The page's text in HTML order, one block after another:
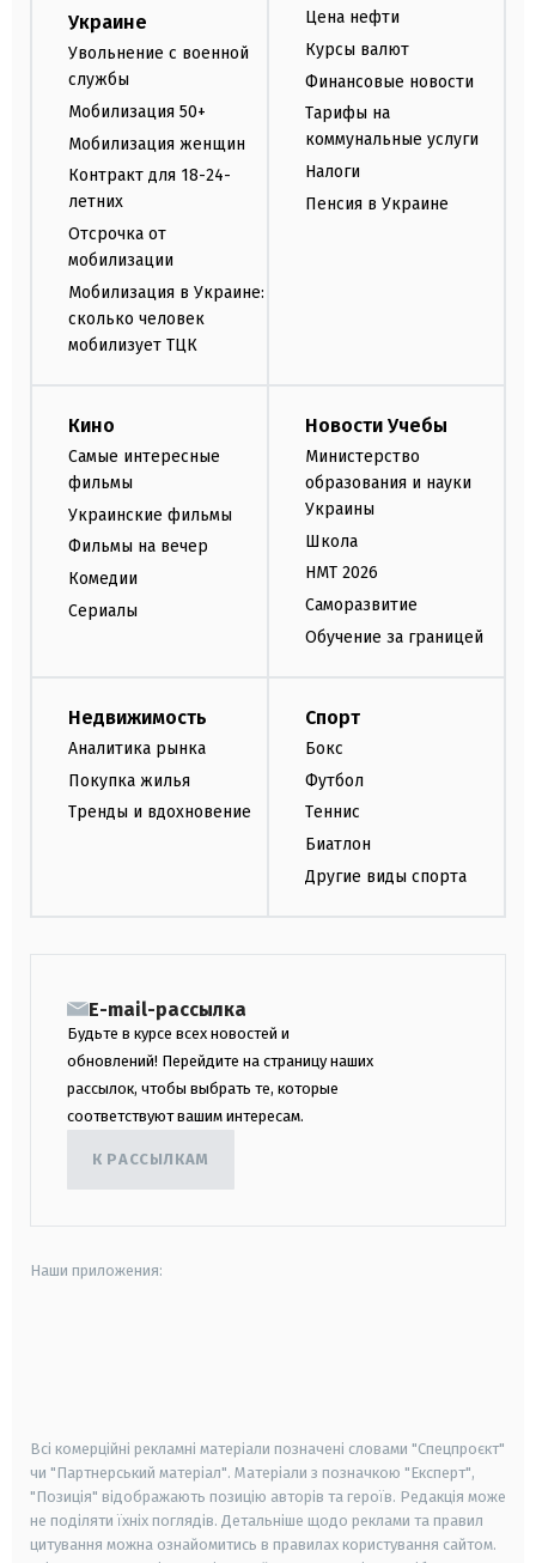
Украине
Увольнение с военной
службы
Мобилизация 50+
Мобилизация женщин
Контракт для 18-24-
летних
Отсрочка от
мобилизации
Мобилизация в Украине:
сколько человек
мобилизует ТЦК
Цена нефти
Курсы валют
Финансовые новости
Тарифы на
коммунальные услуги
Налоги
Пенсия в Украине
Кино
Самые интересные
фильмы
Украинские фильмы
Фильмы на вечер
Комедии
Сериалы
Новости Учебы
Министерство
образования и науки
Украины
Школа
НМТ 2026
Саморазвитие
Обучение за границей
Недвижимость
Аналитика рынка
Покупка жилья
Тренды и вдохновение
Спорт
Бокс
Футбол
Теннис
Биатлон
Другие виды спорта
E-mail-рассылка
Будьте в курсе всех новостей и
обновлений! Перейдите на страницу наших
рассылок, чтобы выбрать те, которые
соответствуют вашим интересам.
К РАССЫЛКАМ
Наши приложения:
Всі комерційні рекламні матеріали позначені словами "Спецпроєкт"
чи "Партнерський матеріал". Матеріали з позначкою "Експерт",
"Позиція" відображають позицію авторів та героїв. Редакція може
не поділяти їхніх поглядів. Детальніше щодо реклами та правил
цитування можна ознайомитись в правилах користування сайтом.